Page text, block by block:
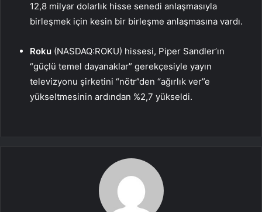
12,8 milyar dolarlık hisse senedi anlaşmasıyla
birleşmek için kesin bir birleşme anlaşmasına vardı.
Roku (NASDAQ:ROKU) hissesi, Piper Sandler’ın
“güçlü temel dayanaklar” gerekçesiyle yayın
televizyonu şirketini “nötr”den “ağırlık ver”e
yükseltmesinin ardından %2,7 yükseldi.